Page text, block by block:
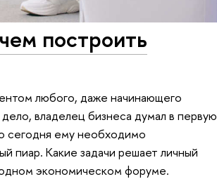
построить
любого, даже начинающего
владелец бизнеса думал в первую
сегодня ему необходимо
пиар. Какие задачи решает личный
экономическом форуме.